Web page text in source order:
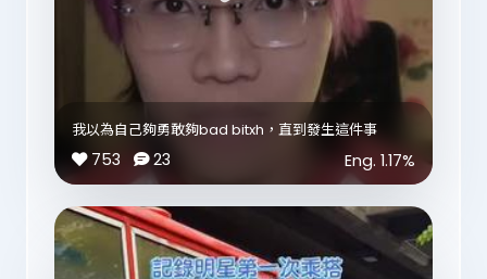
離遠見到一個可以上去嘅Building 就亂入咗一個
Rooftop 仲有日本男人幫我影相🤭
上天應該知道明星要走啦 俾返個藍色天空俾明星影相💜
睇到半個富士山明星覺得好足夠啦🗻 Thank you Mt
Fuji 💜
我以為自己夠勇敢夠bad bitxh，直到發生這件事
753 23 Eng. 1.17%